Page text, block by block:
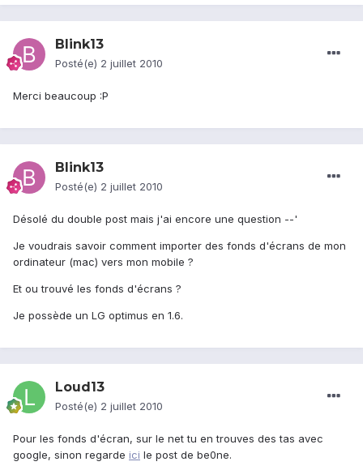
Blink13
Posté(e) 2 juillet 2010
Merci beaucoup :P
Blink13
Posté(e) 2 juillet 2010
Désolé du double post mais j'ai encore une question --'
Je voudrais savoir comment importer des fonds d'écrans de mon
ordinateur (mac) vers mon mobile ?
Et ou trouvé les fonds d'écrans ?
Je possède un LG optimus en 1.6.
Loud13
Posté(e) 2 juillet 2010
Pour les fonds d'écran, sur le net tu en trouves des tas avec
google, sinon regarde ici le post de be0ne.